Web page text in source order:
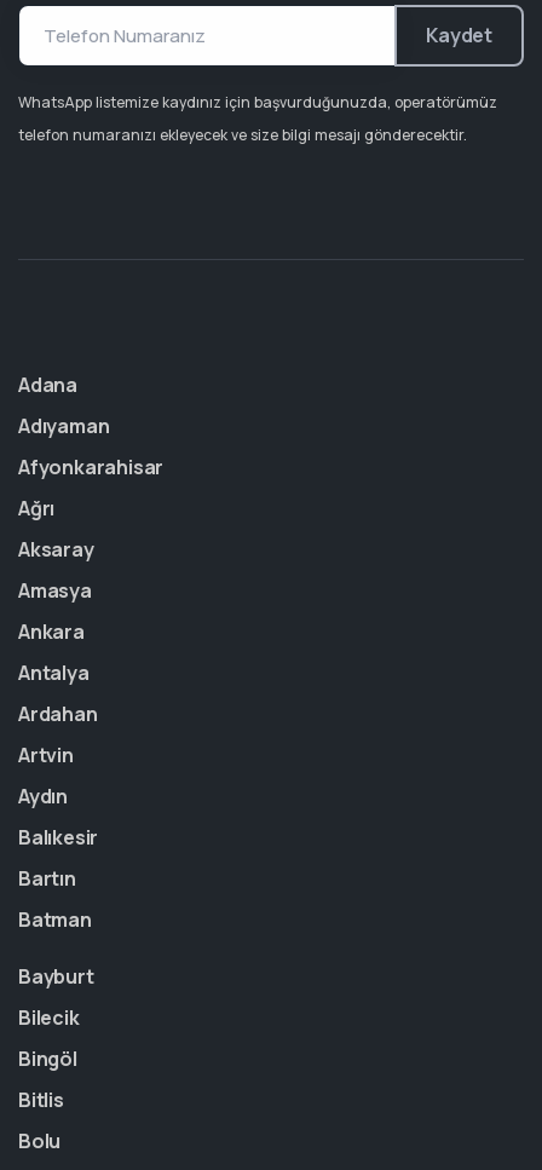
Kaydet
WhatsApp listemize kaydınız için başvurduğunuzda, operatörümüz
telefon numaranızı ekleyecek ve size bilgi mesajı gönderecektir.
Adana
Adıyaman
Afyonkarahisar
Ağrı
Aksaray
Amasya
Ankara
Antalya
Ardahan
Artvin
Aydın
Balıkesir
Bartın
Batman
Bayburt
Bilecik
Bingöl
Bitlis
Bolu